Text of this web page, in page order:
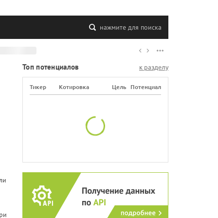
нажмите для поиска
Топ потенциалов к разделу
Тикер Котировка Цель Потенциал